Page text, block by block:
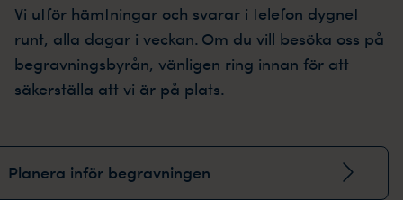
Vi utför hämtningar och svarar i telefon dygnet
runt, alla dagar i veckan. Om du vill besöka oss på
begravningsbyrån, vänligen ring innan för att
säkerställa att vi är på plats.
Planera inför begravningen